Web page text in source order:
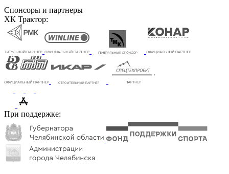
Спонсоры и партнеры
ХК Трактор:
При поддержке: